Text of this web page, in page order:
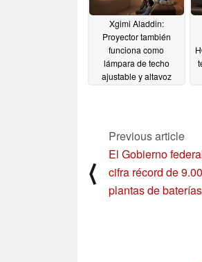
Xgimi Aladdin:
Proyector también
funciona como
lámpara de techo
ajustable y altavoz
⟨
Previous article
El Gobierno
cifra récord de
plantas de